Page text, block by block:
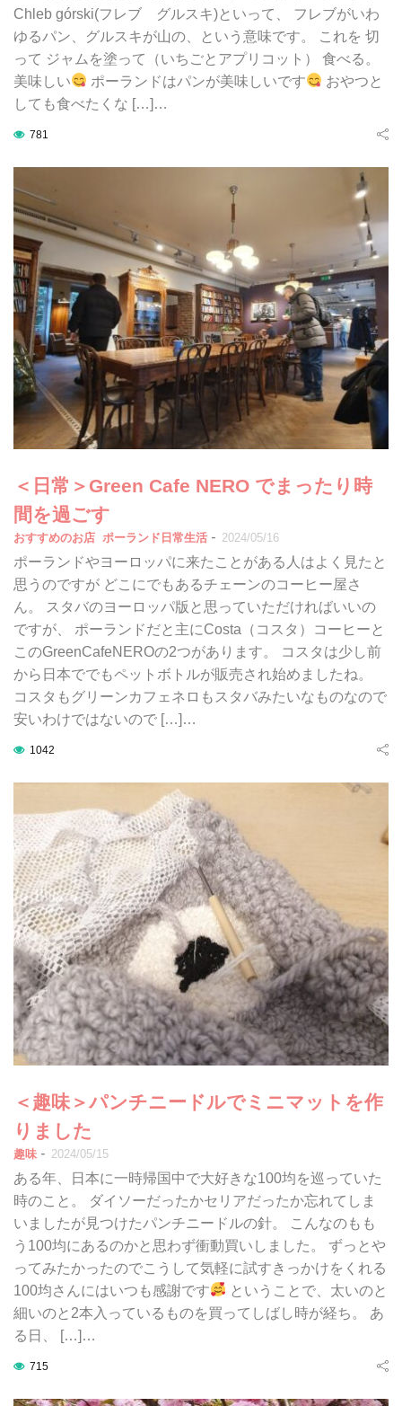
Chleb górski(フレブ グルスキ)といって、 フレブがいわ
ゆるパン、グルスキが山の、という意味です。 これを 切
って ジャムを塗って（いちごとアプリコット） 食べる。
美味しい
ポーランドはパンが美味しいです
おやつと
しても食べたくな […]…
781
＜日常＞Green Cafe NERO でまったり時
間を過ごす
おすすめのお店 ポーランド日常生活 - 2024/05/16
ポーランドやヨーロッパに来たことがある人はよく見たと
思うのですが どこにでもあるチェーンのコーヒー屋さ
ん。 スタバのヨーロッパ版と思っていただければいいの
ですが、 ポーランドだと主にCosta（コスタ）コーヒーと
このGreenCafeNEROの2つがあります。 コスタは少し前
から日本ででもペットボトルが販売され始めましたね。
コスタもグリーンカフェネロもスタバみたいなものなので
安いわけではないので […]…
1042
＜趣味＞パンチニードルでミニマットを作
りました
趣味 - 2024/05/15
ある年、日本に一時帰国中で大好きな100均を巡っていた
時のこと。 ダイソーだったかセリアだったか忘れてしま
いましたが見つけたパンチニードルの針。 こんなのもも
う100均にあるのかと思わず衝動買いしました。 ずっとや
ってみたかったのでこうして気軽に試すきっかけをくれる
100均さんにはいつも感謝です
ということで、太いのと
細いのと2本入っているものを買ってしばし時が経ち。 あ
る日、 […]…
715